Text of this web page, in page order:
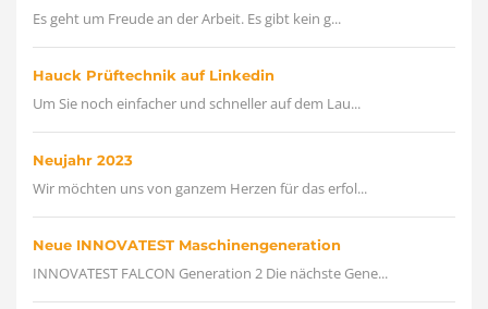
Es geht um Freude an der Arbeit. Es gibt kein g...
Hauck Prüftechnik auf Linkedin
Um Sie noch einfacher und schneller auf dem Lau...
Neujahr 2023
Wir möchten uns von ganzem Herzen für das erfol...
Neue INNOVATEST Maschinengeneration
INNOVATEST FALCON Generation 2 Die nächste Gene...